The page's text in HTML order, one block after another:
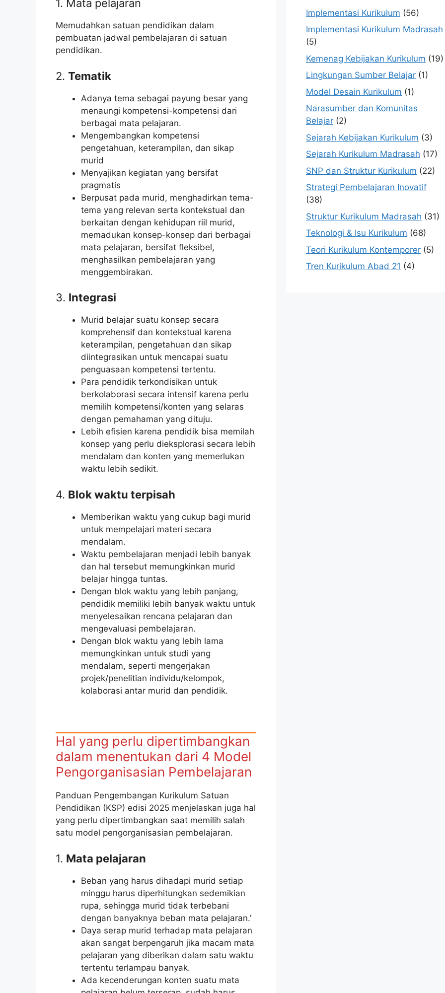
1. Mata pelajaran
Memudahkan satuan pendidikan dalam
pembuatan jadwal pembelajaran di satuan
pendidikan.
2. Tematik
Adanya tema sebagai payung besar yang
menaungi kompetensi-kompetensi dari
berbagai mata pelajaran.
Mengembangkan kompetensi
pengetahuan, keterampilan, dan sikap
murid
Menyajikan kegiatan yang bersifat
pragmatis
Berpusat pada murid, menghadirkan tema-
tema yang relevan serta kontekstual dan
berkaitan dengan kehidupan riil murid,
memadukan konsep-konsep dari berbagai
mata pelajaran, bersifat fleksibel,
menghasilkan pembelajaran yang
menggembirakan.
3. Integrasi
Murid belajar suatu konsep secara
komprehensif dan kontekstual karena
keterampilan, pengetahuan dan sikap
diintegrasikan untuk mencapai suatu
penguasaan kompetensi tertentu.
Para pendidik terkondisikan untuk
berkolaborasi secara intensif karena perlu
memilih kompetensi/konten yang selaras
dengan pemahaman yang dituju.
Lebih efisien karena pendidik bisa memilah
konsep yang perlu dieksplorasi secara lebih
mendalam dan konten yang memerlukan
waktu lebih sedikit.
4. Blok waktu terpisah
Memberikan waktu yang cukup bagi murid
untuk mempelajari materi secara
mendalam.
Waktu pembelajaran menjadi lebih banyak
dan hal tersebut memungkinkan murid
belajar hingga tuntas.
Dengan blok waktu yang lebih panjang,
pendidik memiliki lebih banyak waktu untuk
menyelesaikan rencana pelajaran dan
mengevaluasi pembelajaran.
Dengan blok waktu yang lebih lama
memungkinkan untuk studi yang
mendalam, seperti mengerjakan
projek/penelitian individu/kelompok,
kolaborasi antar murid dan pendidik.
Hal yang perlu dipertimbangkan
dalam menentukan dari 4 Model
Pengorganisasian Pembelajaran
Panduan Pengembangan Kurikulum Satuan
Pendidikan (KSP) edisi 2025 menjelaskan juga hal
yang perlu dipertimbangkan saat memilih salah
satu model pengorganisasian pembelajaran.
1. Mata pelajaran
Beban yang harus dihadapi murid setiap
minggu harus diperhitungkan sedemikian
rupa, sehingga murid tidak terbebani
dengan banyaknya beban mata pelajaran.’
Daya serap murid terhadap mata pelajaran
akan sangat berpengaruh jika macam mata
pelajaran yang diberikan dalam satu waktu
tertentu terlampau banyak.
Ada kecenderungan konten suatu mata
Implementasi Kurikulum (56)
Implementasi Kurikulum Madrasah
(5)
Kemenag Kebijakan Kurikulum (19)
Lingkungan Sumber Belajar (1)
Model Desain Kurikulum (1)
Narasumber dan Komunitas
Belajar (2)
Sejarah Kebijakan Kurikulum (3)
Sejarah Kurikulum Madrasah (17)
SNP dan Struktur Kurikulum (22)
Strategi Pembelajaran Inovatif
(38)
Struktur Kurikulum Madrasah (31)
Teknologi & Isu Kurikulum (68)
Teori Kurikulum Kontemporer (5)
Tren Kurikulum Abad 21 (4)